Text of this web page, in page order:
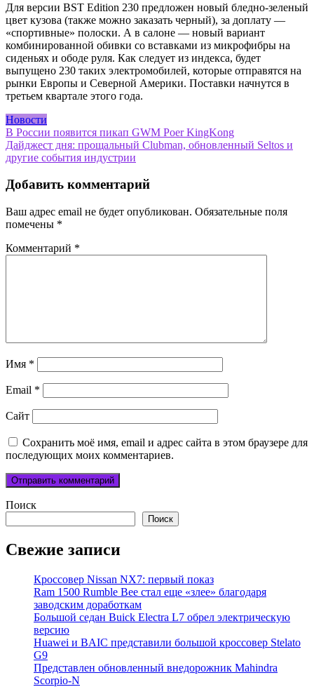
Для версии BST Edition 230 предложен новый бледно-зеленый
цвет кузова (также можно заказать черный), за доплату —
«спортивные» полоски. А в салоне — новый вариант
комбинированной обивки со вставками из микрофибры на
сиденьях и ободе руля. Как следует из индекса, будет
выпущено 230 таких электромобилей, которые отправятся на
рынки Европы и Северной Америки. Поставки начнутся в
третьем квартале этого года.
Новости
Навигация
по
В России появится пикап GWM Poer KingKong
Дайджест дня: прощальный Clubman, обновленный Seltos и
другие события индустрии
Добавить комментарий
Ваш адрес email не будет опубликован. Обязательные поля
помечены *
Комментарий *
Имя *
Email *
Сайт
Сохранить моё имя, email и адрес сайта в этом браузере для
последующих моих комментариев.
Поиск
Поиск
Свежие записи
Кроссовер Nissan NX7: первый показ
Ram 1500 Rumble Bee стал еще «злее» благодаря
заводским доработкам
Большой седан Buick Electra L7 обрел электрическую
версию
Huawei и BAIC представили большой кроссовер Stelato
G9
Представлен обновленный внедорожник Mahindra
Scorpio-N